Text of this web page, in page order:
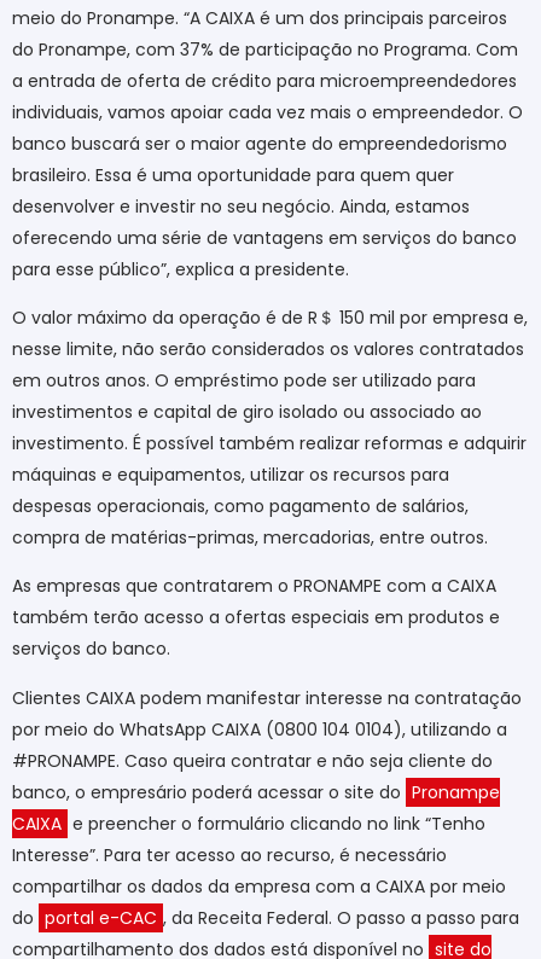
meio do Pronampe. “A CAIXA é um dos principais parceiros
do Pronampe, com 37% de participação no Programa. Com
a entrada de oferta de crédito para microempreendedores
individuais, vamos apoiar cada vez mais o empreendedor. O
banco buscará ser o maior agente do empreendedorismo
brasileiro. Essa é uma oportunidade para quem quer
desenvolver e investir no seu negócio. Ainda, estamos
oferecendo uma série de vantagens em serviços do banco
para esse público”, explica a presidente.
O valor máximo da operação é de R ＄ 150 mil por empresa e,
nesse limite, não serão considerados os valores contratados
em outros anos. O empréstimo pode ser utilizado para
investimentos e capital de giro isolado ou associado ao
investimento. É possível também realizar reformas e adquirir
máquinas e equipamentos, utilizar os recursos para
despesas operacionais, como pagamento de salários,
compra de matérias-primas, mercadorias, entre outros.
As empresas que contratarem o PRONAMPE com a CAIXA
também terão acesso a ofertas especiais em produtos e
serviços do banco.
Clientes CAIXA podem manifestar interesse na contratação
por meio do WhatsApp CAIXA (0800 104 0104), utilizando a
#PRONAMPE. Caso queira contratar e não seja cliente do
banco, o empresário poderá acessar o site do Pronampe
CAIXA e preencher o formulário clicando no link “Tenho
Interesse”. Para ter acesso ao recurso, é necessário
compartilhar os dados da empresa com a CAIXA por meio
do portal e-CAC , da Receita Federal. O passo a passo para
compartilhamento dos dados está disponível no site do